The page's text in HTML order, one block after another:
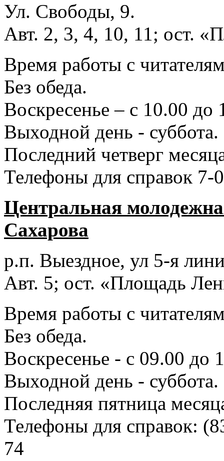
Ул. Свободы, 9.
Авт. 2, 3, 4, 10, 11; ост.
Время работы с
Без обеда.
Воскресенье – с 10.00 до
Выходной день - суббота.
Последний четверг
Телефоны для справок 7-
Центральная
Сахарова
р.п. Выездное, ул 5-я
Авт. 5; ост. «Площадь
Время работы с
Без обеда.
Воскресенье - с 09.00 до
Выходной день - суббота.
Последняя пятница
Телефоны для справок:
74